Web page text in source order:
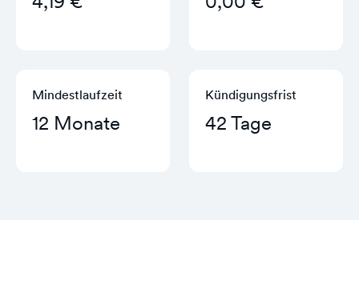
Mindestlaufzeit
12 Monate
Kündigungs­frist
42 Tage